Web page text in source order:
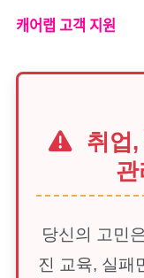
캐어랩 고객 지원
취업
당신의 고민
진 교육, 실패